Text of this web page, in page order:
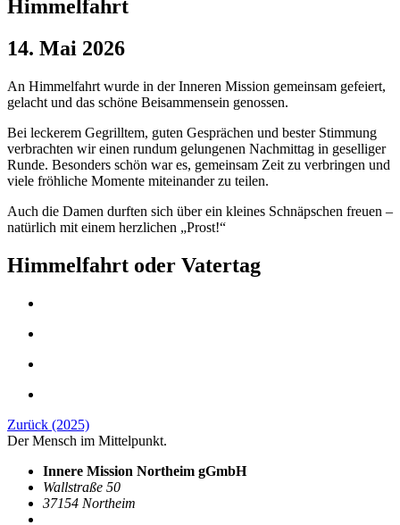
Himmelfahrt
14. Mai 2026
An Himmelfahrt wurde in der Inneren Mission gemeinsam gefeiert,
gelacht und das schöne Beisammensein genossen.
Bei leckerem Gegrilltem, guten Gesprächen und bester Stimmung
verbrachten wir einen rundum gelungenen Nachmittag in geselliger
Runde. Besonders schön war es, gemeinsam Zeit zu verbringen und
viele fröhliche Momente miteinander zu teilen.
Auch die Damen durften sich über ein kleines Schnäpschen freuen –
natürlich mit einem herzlichen „Prost!“
Himmelfahrt oder Vatertag
Zurück (2025)
Der Mensch im Mittelpunkt.
Innere Mission Northeim gGmbH
Wallstraße 50
37154 Northeim